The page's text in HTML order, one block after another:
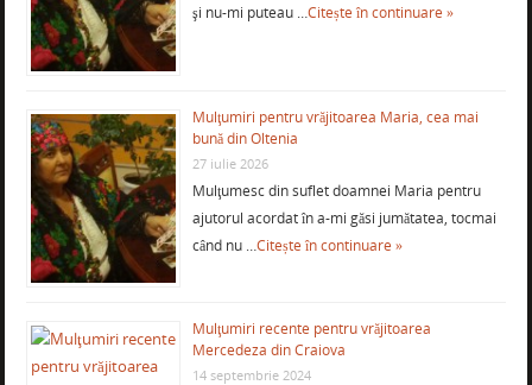
şi nu-mi puteau …Citește în continuare »
Mulţumiri pentru vrăjitoarea Maria, cea mai
bună din Oltenia
27 iulie 2026
Mulţumesc din suflet doamnei Maria pentru
ajutorul acordat în a-mi găsi jumătatea, tocmai
când nu …Citește în continuare »
Mulţumiri recente pentru vrăjitoarea
Mercedeza din Craiova
14 septembrie 2024